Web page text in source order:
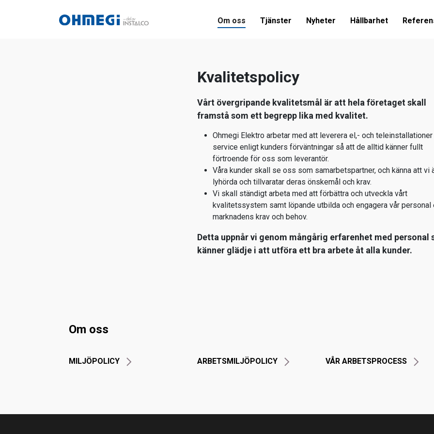
Om oss Tjänster Nyheter Hållbarhet
Kvalitetspolicy
Vårt övergripande kvalitetsmål är att hela företaget skall
framstå som ett begrepp lika med kvalitet.
Ohmegi Elektro arbetar med att leverera el,- och
service enligt kunders förväntningar så att de alltid känner fullt
förtroende för oss som leverantör.
Våra kunder skall se oss som samarbetspartner, och känna att vi
lyhörda och tillvaratar deras önskemål och krav.
Vi skall ständigt arbeta med att förbättra och utveckla vårt
kvalitetssystem samt löpande utbilda och engagera vår personal
marknadens krav och behov.
Detta uppnår vi genom mångårig erfarenhet med personal
känner glädje i att utföra ett bra arbete åt alla kunder.
Om oss
MILJÖPOLICY ARBETSMILJÖPOLICY VÅR ARBETSPROCESS